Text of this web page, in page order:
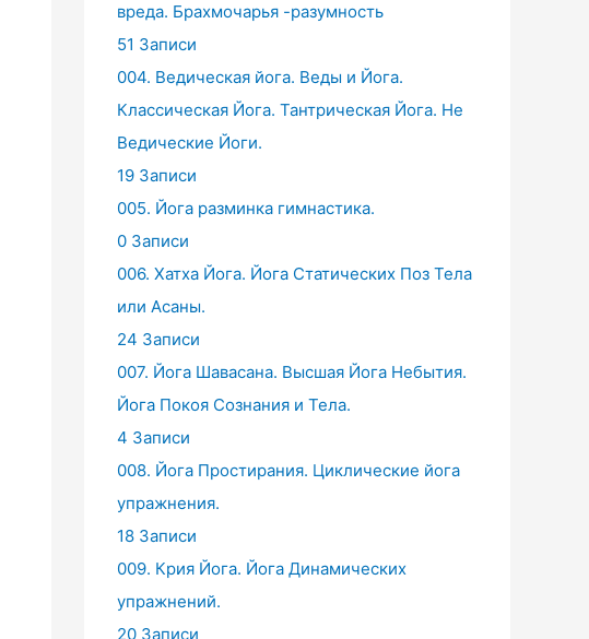
вреда. Брахмочарья -разумность
51 Записи
004. Ведическая йога. Веды и Йога.
Классическая Йога. Тантрическая Йога. Не
Ведические Йоги.
19 Записи
005. Йога разминка гимнастика.
0 Записи
006. Хатха Йога. Йога Статических Поз Тела
или Асаны.
24 Записи
007. Йога Шавасана. Высшая Йога Небытия.
Йога Покоя Сознания и Тела.
4 Записи
008. Йога Простирания. Циклические йога
упражнения.
18 Записи
009. Крия Йога. Йога Динамических
упражнений.
20 Записи